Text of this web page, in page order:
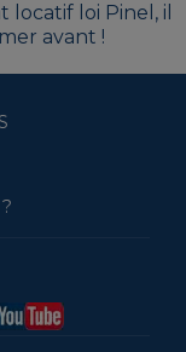
locatif loi Pinel, il
avant !